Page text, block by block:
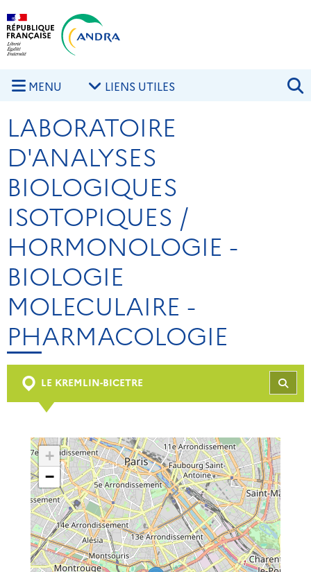
Aller au contenu principal
MENU LIENS UTILES
LABORATOIRE
D'ANALYSES
BIOLOGIQUES
ISOTOPIQUES /
HORMONOLOGIE -
BIOLOGIE
MOLECULAIRE -
PHARMACOLOGIE
LE KREMLIN-BICETRE
+
−